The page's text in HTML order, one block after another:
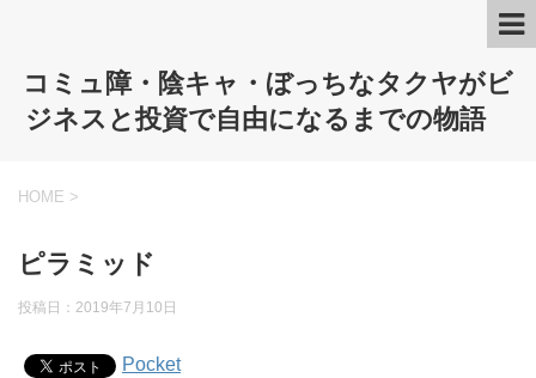
コミュ障・陰キャ・ぼっちなタクヤがビ
ジネスと投資で自由になるまでの物語
HOME >
ピラミッド
投稿日： 2019年7月10日
Pocket